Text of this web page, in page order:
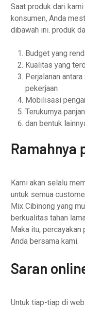
Saat produk dari
konsumen, Anda
dibawah ini. produk
Budget yang
Kualitas yang
Perjalanan
pekerjaan
Mobilisasi
Terukurnya
dan bentuk
Ramahnya
Kami akan selalu
untuk semua
Mix Cibinong yang
berkualitas tahan
Maka itu,
Anda bersama kami.
Saran
Untuk tiap-tiap di